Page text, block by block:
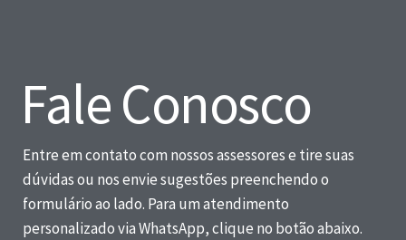
Fale Conosco
Entre em contato com nossos assessores e tire suas
dúvidas ou nos envie sugestões preenchendo o
formulário ao lado. Para um atendimento
personalizado via WhatsApp, clique no botão abaixo.